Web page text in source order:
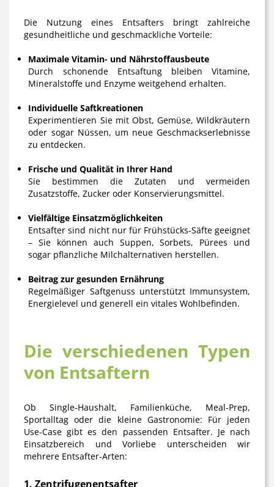
Die Nutzung eines Entsafters bringt zahlreiche
gesundheitliche und geschmackliche Vorteile:
Maximale Vitamin- und Nährstoffausbeute
Durch schonende Entsaftung bleiben Vitamine,
Mineralstoffe und Enzyme weitgehend erhalten.
Individuelle Saftkreationen
Experimentieren Sie mit Obst, Gemüse, Wildkräutern
oder sogar Nüssen, um neue Geschmackserlebnisse
zu entdecken.
Frische und Qualität in Ihrer Hand
Sie bestimmen die Zutaten und vermeiden
Zusatzstoffe, Zucker oder Konservierungsmittel.
Vielfältige Einsatzmöglichkeiten
Entsafter sind nicht nur für Frühstücks-Säfte geeignet
– Sie können auch Suppen, Sorbets, Pürees und
sogar pflanzliche Milchalternativen herstellen.
Beitrag zur gesunden Ernährung
Regelmäßiger Saftgenuss unterstützt Immunsystem,
Energielevel und generell ein vitales Wohlbefinden.
Die verschiedenen Typen
von Entsaftern
Ob Single‑Haushalt, Familienküche, Meal‑Prep,
Sportalltag oder die kleine Gastronomie: Für jeden
Use‑Case gibt es den passenden Entsafter. Je nach
Einsatzbereich und Vorliebe unterscheiden wir
mehrere Entsafter-Arten:
1. Zentrifugenentsafter